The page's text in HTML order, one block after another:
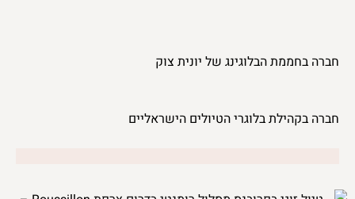
חברה בחממת הבלוגינג של יונית צוק
חברה בקהילת בלוגרי הטיולים הישראליים